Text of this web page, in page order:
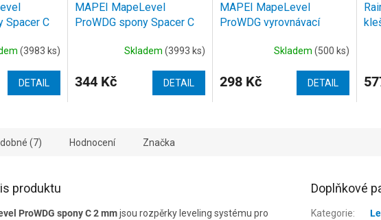
Spacer C
(3983 ks)
DETAIL
MAPEI MapeLevel
ProWDG spony Spacer C
Skladem (3993 ks)
344 Kč DETAIL
MAPEI MapeLevel
ProWDG vyrovnávací
Skladem(500 ks)
298 Kč DETAIL
(7) Hodnocení Značka
produktu
ProWDG spony C 2 mmjsou rozpěrky leveling systému pro
Doplňkové
Kategorie: